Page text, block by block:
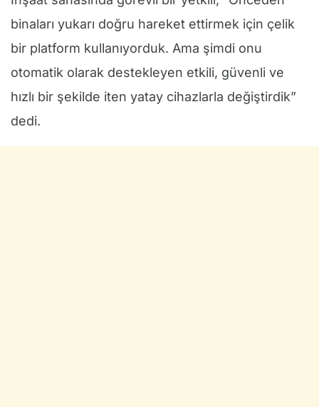
binaları yukarı doğru hareket ettirmek için çelik
bir platform kullanıyorduk. Ama şimdi onu
otomatik olarak destekleyen etkili, güvenli ve
hızlı bir şekilde iten yatay cihazlarla değiştirdik”
dedi.